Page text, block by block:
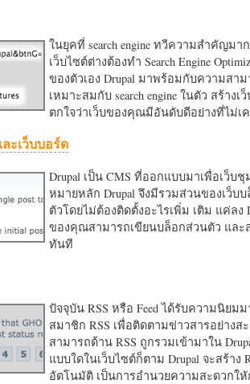
ในยุคที่ search engine ทวีความสำคัญมา
เว็บไซต์ต่างต้องทำ Search Engine
ของตัวเอง Drupal มาพร้อมกับความสา
เหมาะสมกับ search engine ในตัว สร้าง
ตกใจว่าเว็บของคุณมีอันดับดีอย่างที่ไม่เ
ะเว็บบอร์ด
Drupal เป็น CMS ที่ออกแบบมาเพื่อเว็บ
หมายหลัก Drupal จึงมีรวมส่วนของเว็บ
ตัวโดยไม่ต้องติดตั้งอะไรเพิ่ม เติม แค่ลง
ของคุณสามารถเขียนบล็อกส่วนตัว และ
ทันที
ปัจจุบัน RSS หรือ Feed ได้รับความนิย
สมาชิก RSS เพื่อติดตามข่าวสารอย่าง
สามารถด้าน RSS ถูกรวมเข้ามาใน
แบบใดในเว็บไซต์ก็ตาม Drupal จะสร้าง
อัตโนมัติ เป็นการอำนวยความสะดวกใ